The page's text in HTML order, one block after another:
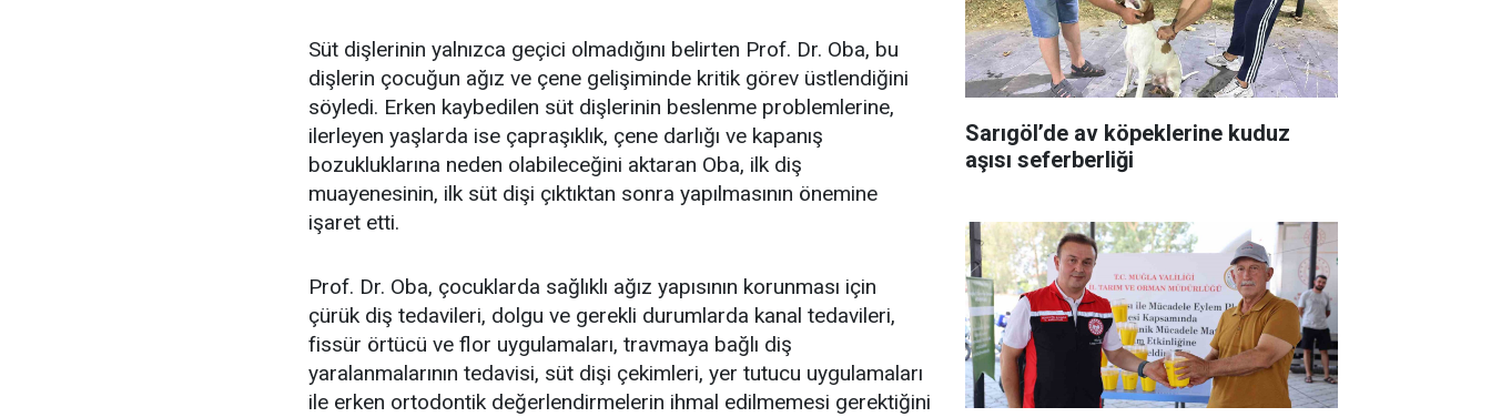
Süt dişlerinin yalnızca geçici olmadığını belirten Prof. Dr. Oba, bu
dişlerin çocuğun ağız ve çene gelişiminde kritik görev üstlendiğini
söyledi. Erken kaybedilen süt dişlerinin beslenme problemlerine,
ilerleyen yaşlarda ise çapraşıklık, çene darlığı ve kapanış
bozukluklarına neden olabileceğini aktaran Oba, ilk diş
muayenesinin, ilk süt dişi çıktıktan sonra yapılmasının önemine
işaret etti.
Prof. Dr. Oba, çocuklarda sağlıklı ağız yapısının korunması için
çürük diş tedavileri, dolgu ve gerekli durumlarda kanal tedavileri,
fissür örtücü ve flor uygulamaları, travmaya bağlı diş
yaralanmalarının tedavisi, süt dişi çekimleri, yer tutucu uygulamaları
ile erken ortodontik değerlendirmelerin ihmal edilmemesi gerektiğini
Sarıgöl’de av köpeklerine kuduz
aşısı seferberliği